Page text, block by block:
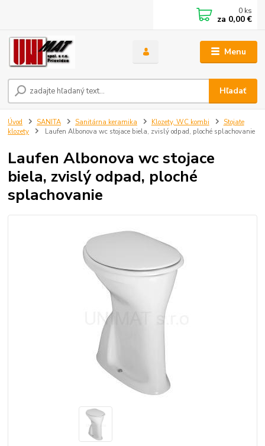
Menu
Hľadať
0 ks
za 0,00 €
Úvod SANITA Sanitárna keramika Klozety, WC kombi
Stojate
klozety
Laufen Albonova wc stojace biela, zvislý odpad, ploché splachovanie
Laufen Albonova wc stojace
biela, zvislý odpad, ploché
splachovanie